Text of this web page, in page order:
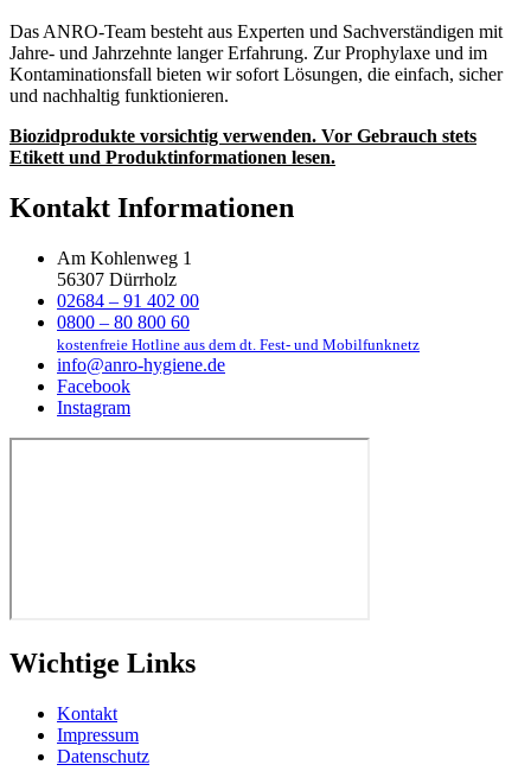
Das ANRO-Team besteht aus Experten und Sachverständigen mit
Jahre- und Jahrzehnte langer Erfahrung. Zur Prophylaxe und im
Kontaminationsfall bieten wir sofort Lösungen, die einfach, sicher
und nachhaltig funktionieren.
Biozidprodukte vorsichtig verwenden. Vor Gebrauch stets
Etikett und Produktinformationen lesen.
Kontakt Informationen
Am Kohlenweg 1
56307 Dürrholz
02684 – 91 402 00
0800 – 80 800 60
kostenfreie Hotline aus dem dt. Fest- und Mobilfunknetz
info@anro-hygiene.de
Facebook
Instagram
Wichtige Links
Kontakt
Impressum
Datenschutz